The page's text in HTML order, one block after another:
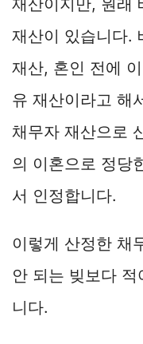
재산이지만, 원래
재산이 있습니다.
재산, 혼인 전에
유 재산이라고 해
채무자 재산으로
의 이혼으로 정당
서 인정합니다.
이렇게 산정한 채
안 되는 빚보다
니다.